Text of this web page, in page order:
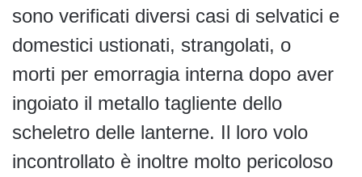
sono verificati diversi casi di selvatici e
domestici ustionati, strangolati, o
morti per emorragia interna dopo aver
ingoiato il metallo tagliente dello
scheletro delle lanterne. Il loro volo
incontrollato è inoltre molto pericoloso